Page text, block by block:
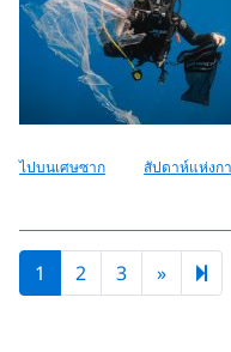
ไปบนเศษซาก
สัปดาห์แห่งก
1 2 3 »Next4